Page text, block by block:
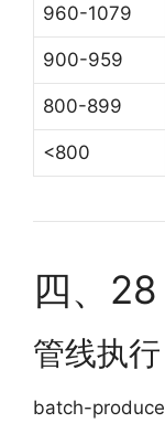
960-1079
900-959
800-899
<800
四、
管线执行
batch-